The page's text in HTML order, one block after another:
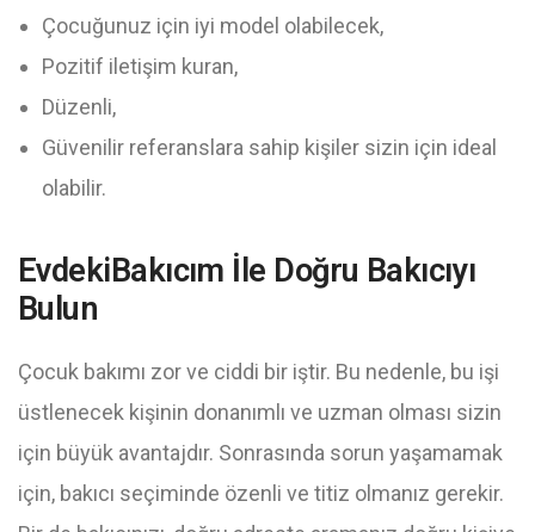
Çocuğunuz için iyi model olabilecek,
Pozitif iletişim kuran,
Düzenli,
Güvenilir referanslara sahip kişiler sizin için ideal
olabilir.
EvdekiBakıcım İle Doğru Bakıcıyı
Bulun
Çocuk bakımı zor ve ciddi bir iştir. Bu nedenle, bu işi
üstlenecek kişinin donanımlı ve uzman olması sizin
için büyük avantajdır. Sonrasında sorun yaşamamak
için, bakıcı seçiminde özenli ve titiz olmanız gerekir.